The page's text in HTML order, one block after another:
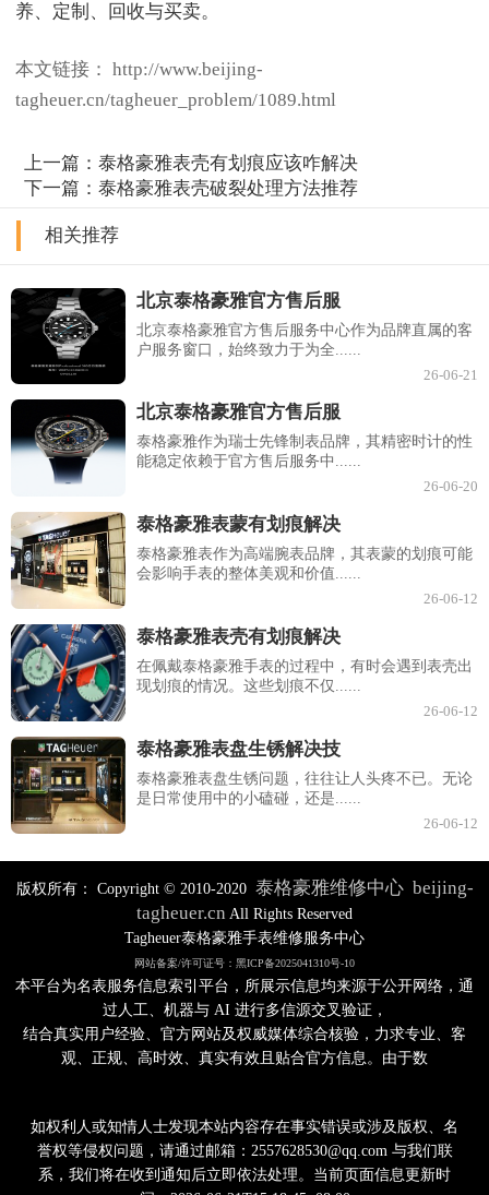
本文链接： http://www.beijing-
tagheuer.cn/tagheuer_problem/1089.html
上一篇：泰格豪雅表壳有划痕应该咋解决
下一篇：泰格豪雅表壳破裂处理方法推荐
相关推荐
北京泰格豪雅官方售后服
北京泰格豪雅官方售后服务中心作为品牌直属的客
户服务窗口，始终致力于为全......
26-06-21
北京泰格豪雅官方售后服
泰格豪雅作为瑞士先锋制表品牌，其精密时计的性
能稳定依赖于官方售后服务中......
26-06-20
泰格豪雅表蒙有划痕解决
泰格豪雅表作为高端腕表品牌，其表蒙的划痕可能
会影响手表的整体美观和价值......
26-06-12
泰格豪雅表壳有划痕解决
在佩戴泰格豪雅手表的过程中，有时会遇到表壳出
现划痕的情况。这些划痕不仅......
26-06-12
泰格豪雅表盘生锈解决技
泰格豪雅表盘生锈问题，往往让人头疼不已。无论
是日常使用中的小磕碰，还是......
26-06-12
版权所有： Copyright © 2010-2020 泰格豪雅维修中心 beijing-
tagheuer.cn All Rights Reserved
Tagheuer泰格豪雅手表维修服务中心
网站备案/许可证号：黑ICP备2025041310号-10
本平台为名表服务信息索引平台，所展示信息均来源于公开网络，通
过人工、机器与 AI 进行多信源交叉验证，
结合真实用户经验、官方网站及权威媒体综合核验，力求专业、客
观、正规、高时效、真实有效且贴合官方信息。由于数
如权利人或知情人士发现本站内容存在事实错误或涉及版权、名
誉权等侵权问题，请通过邮箱：2557628530@qq.com 与我们联
系，我们将在收到通知后立即依法处理。当前页面信息更新时